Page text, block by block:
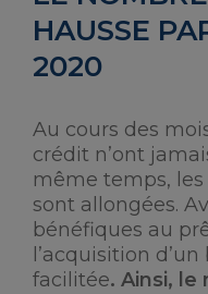
HAUSSE
2020
Au cours des
crédit n’ont
même temps,
sont allongées.
bénéfiques au
l’acquisition
facilitée. Ainsi,